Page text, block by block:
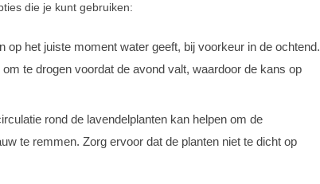
die je kunt gebruiken:
op het juiste moment water geeft, bij voorkeur in de ochtend.
te drogen voordat de avond valt, waardoor de kans op
rond de lavendelplanten kan helpen om de
te remmen. Zorg ervoor dat de planten niet te dicht op